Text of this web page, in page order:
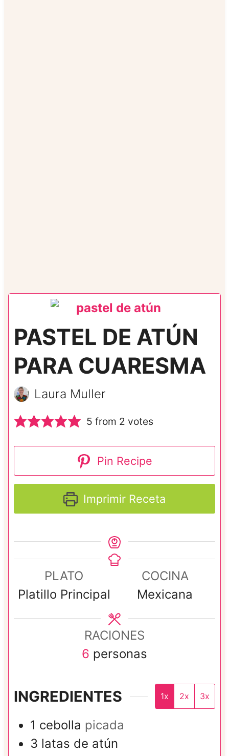
PASTEL DE ATÚN
PARA CUARESMA
Laura Muller
5 from 2 votes
Pin Recipe
Imprimir Receta
PLATO
Platillo Principal
COCINA
Mexicana
RACIONES
6 personas
INGREDIENTES 1x 2x 3x
1 cebolla picada
3 latas de atún